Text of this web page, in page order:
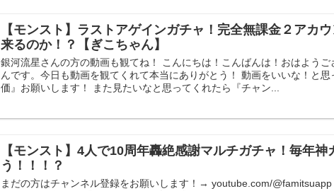
【モンスト】ラストアゲインガチャ！完全無課金２アカ
来るのか！？【ぎこちゃん】
銀河流星さんの方の動画も観てね！ こんにちは！こんばんは！おはようご
んです。今日も動画を観てくれて本当にありがとう！ 動画をいいな！と
価』お願いします！ また見たいなと思ってくれたら『チャン...
【モンスト】4人で10周年轟絶感謝マルチガチャ！毎年神
う！！！？
まだの方はチャンネル登録をお願いします！→ youtube.com/@famitsuapp